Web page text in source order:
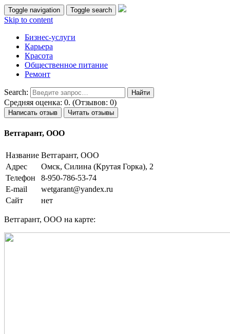
Toggle navigation Toggle search
Skip to content
Бизнес-услуги
Карьера
Красота
Общественное питание
Ремонт
Search:
Средняя оценка: 0. (Отзывов: 0)
Написать отзыв Читать отзывы
Ветгарант, ООО
Название Ветгарант, ООО
Адрес
Омск, Силина (Крутая Горка), 2
Телефон
8-950-786-53-74
E-mail
wetgarant@yandex.ru
Сайт
нет
Ветгарант, ООО на карте: